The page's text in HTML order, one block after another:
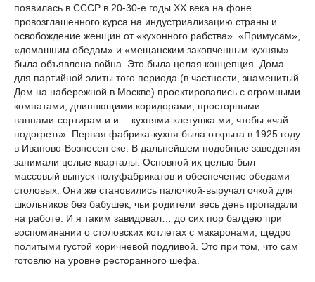
появилась в СССР в 20-30-е годы ХХ века на фоне
провозглашенного курса на индустриализацию страны и
освобождение женщин от «кухонного рабства». «Примусам»,
«домашним обедам» и «мещанским закопченным кухням»
была объявлена война. Это была целая концепция. Дома
для партийной элиты того периода (в частности, знаменитый
Дом на набережной в Москве) проектировались с огромными
комнатами, длиннющими коридорами, просторными
ваннами-сортирам и и… кухнями-клетушка ми, чтобы «чай
подогреть». Первая фабрика-кухня была открыта в 1925 году
в Иваново-Вознесен ске. В дальнейшем подобные заведения
занимали целые кварталы. Основной их целью был
массовый выпуск полуфабрикатов и обеспечение обедами
столовых. Они же становились палочкой-выручал очкой для
школьников без бабушек, чьи родители весь день пропадали
на работе. И я таким завидовал… до сих пор балдею при
воспоминании о столовских котлетах с макаронами, щедро
политыми густой коричневой подливой. Это при том, что сам
готовлю на уровне ресторанного шефа.